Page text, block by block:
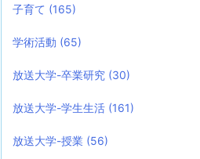
子育て (165)
学術活動 (65)
放送大学-卒業研究 (30)
放送大学-学生生活 (161)
放送大学-授業 (56)